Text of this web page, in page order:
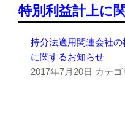
特別利益計上に
持分法適用関連会社
に関するお知らせ
2017年7月20日 カテ